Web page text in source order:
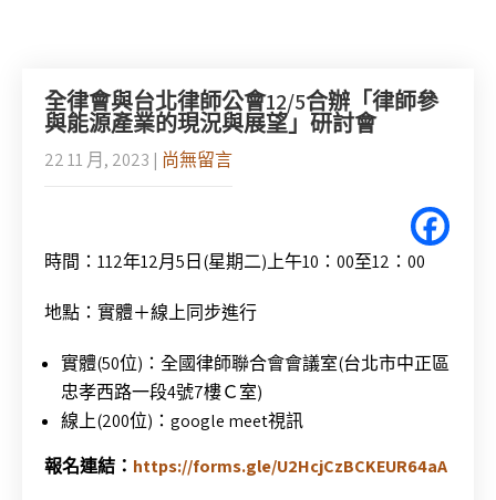
全律會與台北律師公會12/5合辦「律師參
與能源產業的現況與展望」研討會
22 11 月, 2023 | 尚無留言
時間：112年12月5日(星期二)上午10：00至12：00
地點：實體＋線上同步進行
實體(50位)：全國律師聯合會會議室(台北市中正區
忠孝西路一段4號7樓Ｃ室)
線上(200位)：google meet視訊
報名連結： https://forms.gle/U2HcjCzBCKEUR64aA